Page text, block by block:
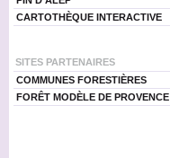
CARTOTHÈQUE INTERACTIVE
SITES PARTENAIRES
COMMUNES FORESTIÈRES
FORÊT MODÈLE DE PROVENCE